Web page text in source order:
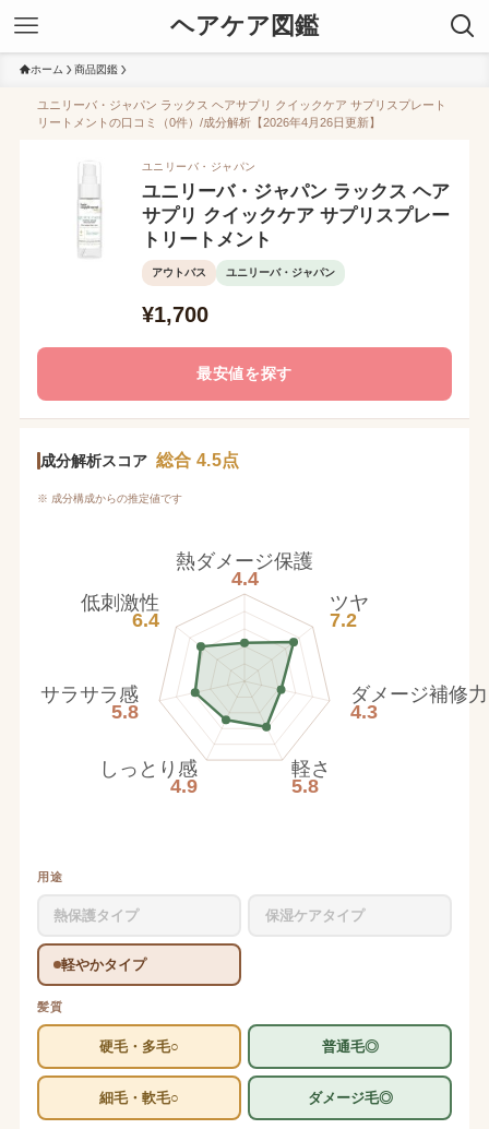
ヘアケア図鑑
ホーム 商品図鑑
ユニリーバ・ジャパン ラックス ヘアサプリ クイックケア サプリスプレート
リートメントの口コミ（0件）/成分解析【2026年4月26日更新】
ユニリーバ・ジャパン
ユニリーバ・ジャパン ラックス ヘア
サプリ クイックケア サプリスプレー
トリートメント
アウトバス ユニリーバ・ジャパン
¥1,700
最安値を探す
成分解析スコア 総合 4.5点
※ 成分構成からの推定値です
熱ダメージ保護
4.4
ツヤ
7.2
ダメージ補修力
4.3
軽さ
5.8
しっとり感
4.9
サラサラ感
5.8
低刺激性
6.4
用途
熱保護タイプ 保湿ケアタイプ
軽やかタイプ
髪質
硬毛・多毛○ 普通毛◎
細毛・軟毛○ ダメージ毛◎